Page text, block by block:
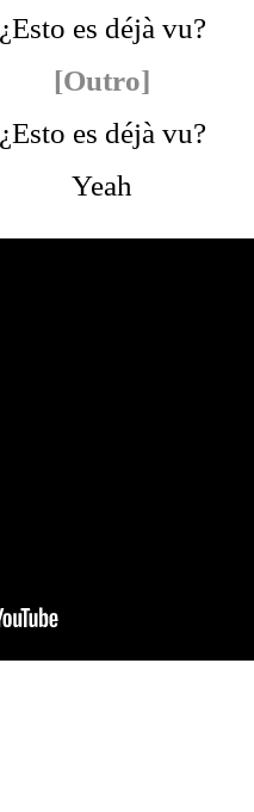
¿Esto es déjà vu?
[Outro]
¿Esto es déjà vu?
Yeah